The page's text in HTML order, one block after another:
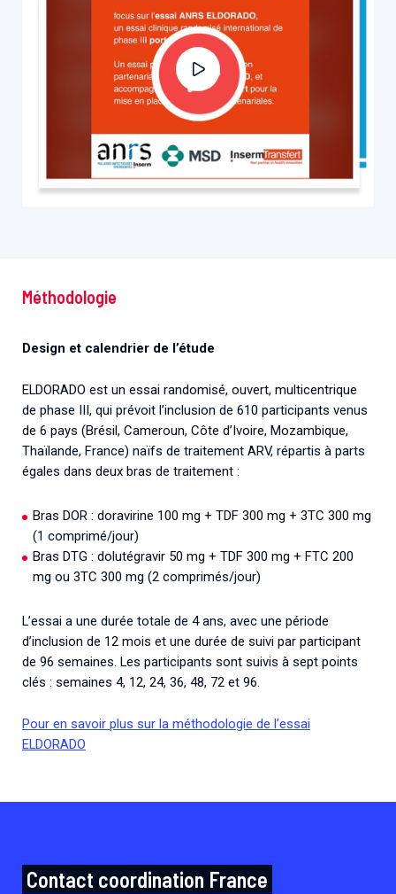
Méthodologie
Design et calendrier de l’étude
ELDORADO est un essai randomisé, ouvert, multicentrique
de phase III, qui prévoit l’inclusion de 610 participants venus
de 6 pays (Brésil, Cameroun, Côte d’Ivoire, Mozambique,
Thaïlande, France) naïfs de traitement ARV, répartis à parts
égales dans deux bras de traitement :
Bras DOR : doravirine 100 mg + TDF 300 mg + 3TC 300 mg
(1 comprimé/jour)
Bras DTG : dolutégravir 50 mg + TDF 300 mg + FTC 200
mg ou 3TC 300 mg (2 comprimés/jour)
L’essai a une durée totale de 4 ans, avec une période
d’inclusion de 12 mois et une durée de suivi par participant
de 96 semaines. Les participants sont suivis à sept points
clés : semaines 4, 12, 24, 36, 48, 72 et 96.
Pour en savoir plus sur la méthodologie de l’essai
ELDORADO
Contact coordination France